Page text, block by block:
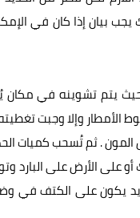
بيان إذا كان في
حيث يتم تشوينه في
الأمطار وإلا وجبت
. ثم تُسحب كميات
على الأرض على
على الكتف في وضع